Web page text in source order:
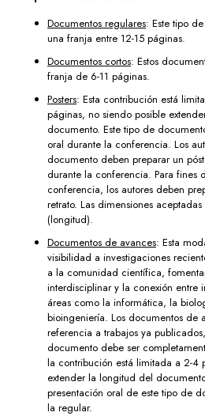
Documentos regulares: Este tipo
una franja entre 12-15 páginas.
Documentos cortos: Estos
franja de 6-11 páginas.
Posters: Esta contribución está
páginas, no siendo posible
documento. Este tipo de
oral durante la conferencia. Los
documento deben preparar un
durante la conferencia. Para fines
conferencia, los autores deben
retrato. Las dimensiones
(longitud).
Documentos de avances: Esta
visibilidad a investigaciones
a la comunidad científica,
interdisciplinar y la conexión entre
áreas como la informática, la
bioingeniería. Los documentos de
referencia a trabajos ya
documento debe ser
la contribución está limitada a 2-4
extender la longitud del
presentación oral de este tipo de
la regular.